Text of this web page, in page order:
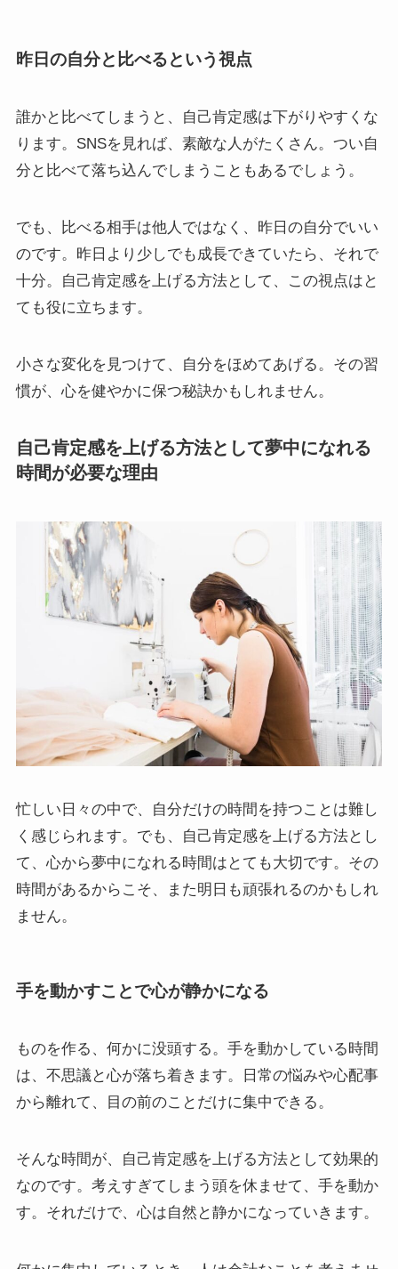
昨日の自分と比べるという視点
誰かと比べてしまうと、自己肯定感は下がりやすくな
ります。SNSを見れば、素敵な人がたくさん。つい自
分と比べて落ち込んでしまうこともあるでしょう。
でも、比べる相手は他人ではなく、昨日の自分でいい
のです。昨日より少しでも成長できていたら、それで
十分。自己肯定感を上げる方法として、この視点はと
ても役に立ちます。
小さな変化を見つけて、自分をほめてあげる。その習
慣が、心を健やかに保つ秘訣かもしれません。
自己肯定感を上げる方法として夢中になれる
時間が必要な理由
忙しい日々の中で、自分だけの時間を持つことは難し
く感じられます。でも、自己肯定感を上げる方法とし
て、心から夢中になれる時間はとても大切です。その
時間があるからこそ、また明日も頑張れるのかもしれ
ません。
手を動かすことで心が静かになる
ものを作る、何かに没頭する。手を動かしている時間
は、不思議と心が落ち着きます。日常の悩みや心配事
から離れて、目の前のことだけに集中できる。
そんな時間が、自己肯定感を上げる方法として効果的
なのです。考えすぎてしまう頭を休ませて、手を動か
す。それだけで、心は自然と静かになっていきます。